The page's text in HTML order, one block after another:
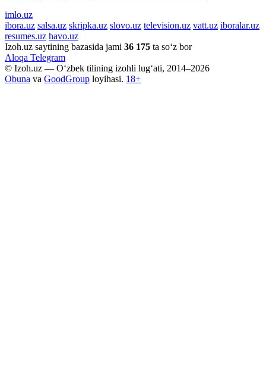
imlo.uz
ibora.uz salsa.uz skripka.uz slovo.uz television.uz vatt.uz iboralar.uz
resumes.uz havo.uz
Izoh.uz saytining bazasida jami 36 175 ta so‘z bor
Aloqa Telegram
© Izoh.uz — O‘zbek tilining izohli lug‘ati, 2014–2026
Obuna va GoodGroup loyihasi. 18+